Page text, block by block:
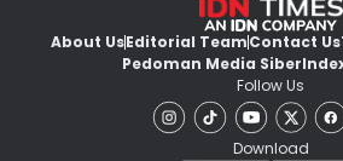
About UsEditorial TeamContact Us
Pedoman Media Siber
Follow Us
Download